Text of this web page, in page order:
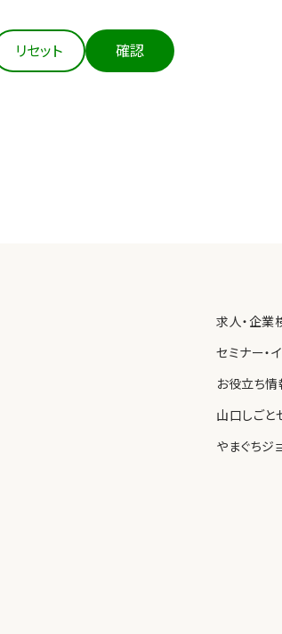
、滅失又はき損の防止その他の個人情報の
規則を制定し、職員に遵守させるとともに
について苦情や問い合わせがあった場合
リセット 確認
求人・企業
セミナー・
お役立ち情
山口しごと
やまぐちジ